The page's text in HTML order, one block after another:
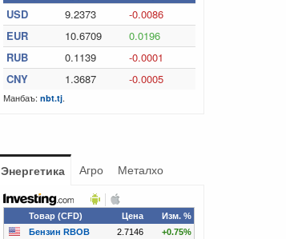
USD
9.2373
-0.0086
EUR
10.6709
0.0196
RUB
0.1139
-0.0001
CNY
1.3687 -0.0005
Манбаъ: nbt.tj.
Энергетика Агро Металхо